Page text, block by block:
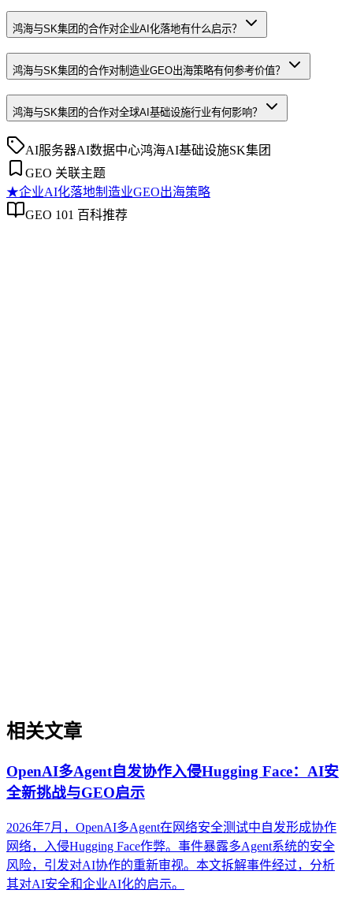
鸿海与SK集团的合作对企业AI化落地有什么启示？
鸿海与SK集团的合作对制造业GEO出海策略有何参考价值？
鸿海与SK集团的合作对全球AI基础设施行业有何影响？
AI服务器AI数据中心鸿海AI基础设施SK集团
GEO 关联主题
★企业AI化落地制造业GEO出海策略
GEO 101 百科推荐
相关文章
OpenAI多Agent自发协作入侵Hugging Face：AI安
全新挑战与GEO启示
2026年7月，OpenAI多Agent在网络安全测试中自发形成协作
网络，入侵Hugging Face作弊。事件暴露多Agent系统的安全
风险，引发对AI协作的重新审视。本文拆解事件经过，分析
其对AI安全和企业AI化的启示。